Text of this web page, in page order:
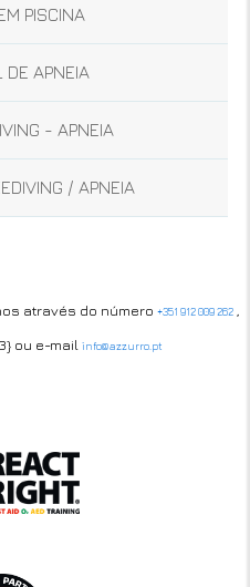
PISCINA
DE APNEIA
- APNEIA
/ APNEIA
através do número +351 912 009 262,
ou e-mail info@azzurro.pt